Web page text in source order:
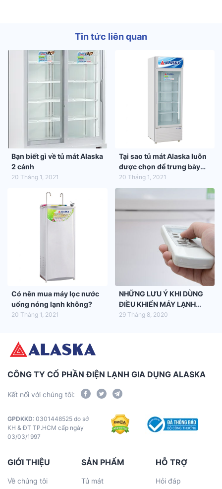
Tin tức liên quan
Bạn biết gì về tủ mát Alaska
2 cánh
20 Tháng 1, 2021
Tại sao tủ mát Alaska luôn
được chọn để trưng bày
hàng hóa trong siêu thị
20 Tháng 1, 2021
Có nên mua máy lọc nước
uống nóng lạnh không?
20 Tháng 1, 2021
NHỮNG LƯU Ý KHI DÙNG
ĐIỀU KHIỂN MÁY LẠNH
ALASKA
29 Tháng 8, 2020
CÔNG TY CỔ PHẦN ĐIỆN LẠNH GIA DỤNG ALASKA
Kết nối với chúng tôi:
GPDKKD: 0301448525 do sở
KH & ĐT TP.HCM cấp ngày
03/03/1997
GIỚI THIỆU
Về chúng tôi
SẢN PHẨM
Tủ mát
HỖ TRỢ
Hỏi đáp